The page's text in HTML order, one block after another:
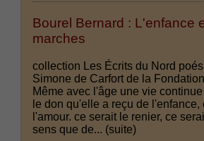
Bourel Bernard : L'enfance
marches
collection Les Écrits du Nord
Simone de Carfort de la
Même avec l'âge une vie
le don qu'elle a reçu de l'enfance,
l'amour. ce serait le renier, ce
sens que de... (suite)